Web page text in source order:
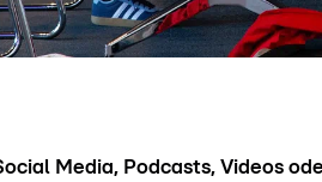
Media, Podcasts, Videos